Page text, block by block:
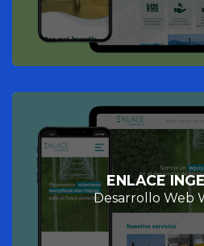
ENLACE
Desarrollo Web